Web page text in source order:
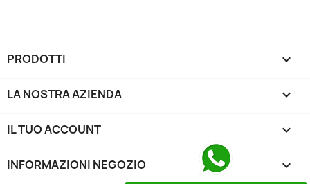
PRODOTTI 
LA NOSTRA AZIENDA 
IL TUO ACCOUNT 
INFORMAZIONI NEGOZIO keyboard_arrow_down